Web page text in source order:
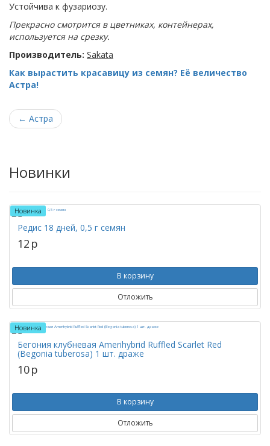
Устойчива к фузариозу.
Прекрасно смотрится в цветниках, контейнерах,
используется на срезку.
Производитель: Sakata
Как вырастить красавицу из семян? Её величество
Астра!
← Астра
Новинки
Новинка
Редис 18 дней, 0,5 г семян
12 p
В корзину
Отложить
Новинка
Бегония клубневая Amerihybrid Ruffled Scarlet Red
(Begonia tuberosa) 1 шт. драже
10p
В корзину
Отложить